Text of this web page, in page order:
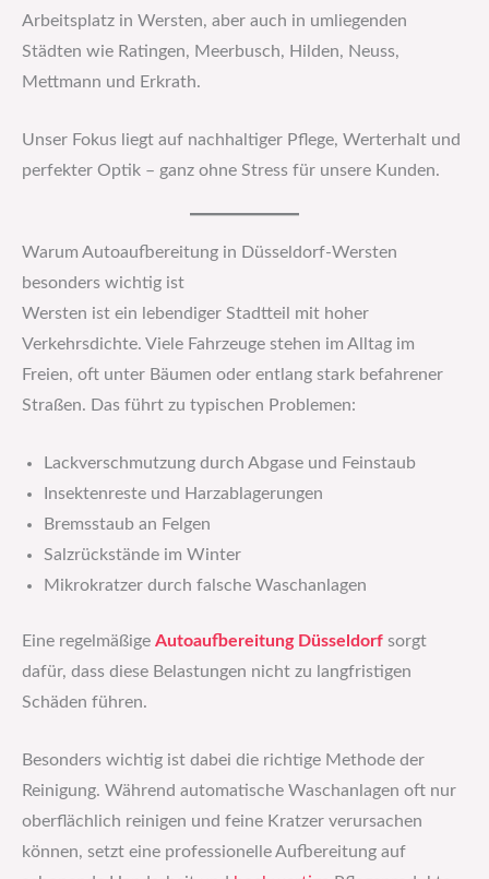
Arbeitsplatz in Wersten, aber auch in umliegenden
Städten wie Ratingen, Meerbusch, Hilden, Neuss,
Mettmann und Erkrath.
Unser Fokus liegt auf nachhaltiger Pflege, Werterhalt und
perfekter Optik – ganz ohne Stress für unsere Kunden.
Warum Autoaufbereitung in Düsseldorf-Wersten
besonders wichtig ist
Wersten ist ein lebendiger Stadtteil mit hoher
Verkehrsdichte. Viele Fahrzeuge stehen im Alltag im
Freien, oft unter Bäumen oder entlang stark befahrener
Straßen. Das führt zu typischen Problemen:
Lackverschmutzung durch Abgase und Feinstaub
Insektenreste und Harzablagerungen
Bremsstaub an Felgen
Salzrückstände im Winter
Mikrokratzer durch falsche Waschanlagen
Eine regelmäßige Autoaufbereitung Düsseldorf sorgt
dafür, dass diese Belastungen nicht zu langfristigen
Schäden führen.
Besonders wichtig ist dabei die richtige Methode der
Reinigung. Während automatische Waschanlagen oft nur
oberflächlich reinigen und feine Kratzer verursachen
können, setzt eine professionelle Aufbereitung auf